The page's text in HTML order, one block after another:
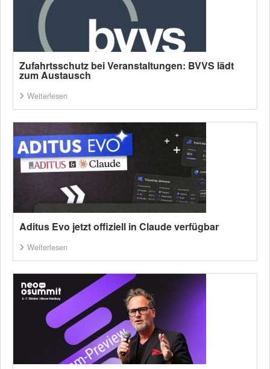
Zufahrtsschutz bei Veranstaltungen: BVVS lädt
zum Austausch
Weiterlesen
Aditus Evo jetzt offiziell in Claude verfügbar
Weiterlesen